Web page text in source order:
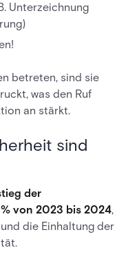
Unterzeichnung
betreten, sind sie
was den Ruf
an stärkt.
sind
der
von 2023 bis 2024,
die Einhaltung der